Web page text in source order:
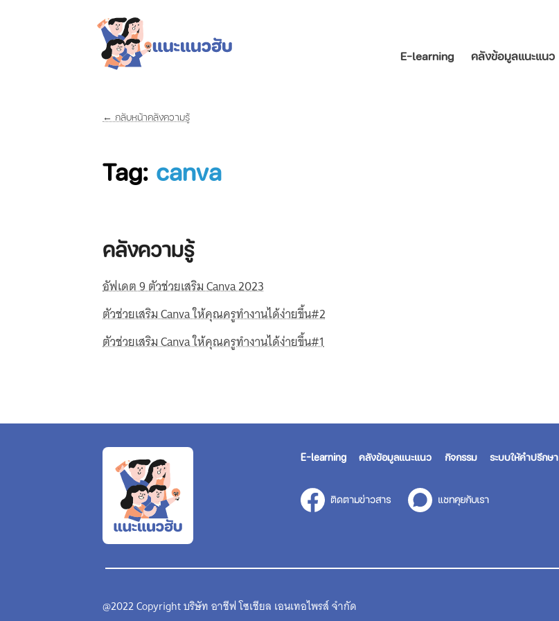
E-learning คลังข้อมูลแนะแนว
← กลับหน้าคลังความรู้
Tag: canva
คลังความรู้
อัฟเดต 9 ตัวช่วยเสริม Canva 2023
ตัวช่วยเสริม Canva ให้คุณครูทำงานได้ง่ายขึ้น#2
ตัวช่วยเสริม Canva ให้คุณครูทำงานได้ง่ายขึ้น#1
E-learning คลังข้อมูลแนะแนว กิจกรรม ระบบให้คำปรึกษา
ติดตามข่าวสาร แชทคุยกับเรา
@2022 Copyright บริษัท อาชีฟ โซเชียล เอนเทอไพรส์ จำกัด